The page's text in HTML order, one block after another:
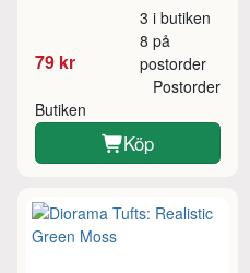
79 kr
3 i butiken
8 på
postorder
Butiken
Postorder
Köp